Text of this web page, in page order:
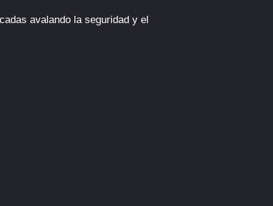
avalando la seguridad y el